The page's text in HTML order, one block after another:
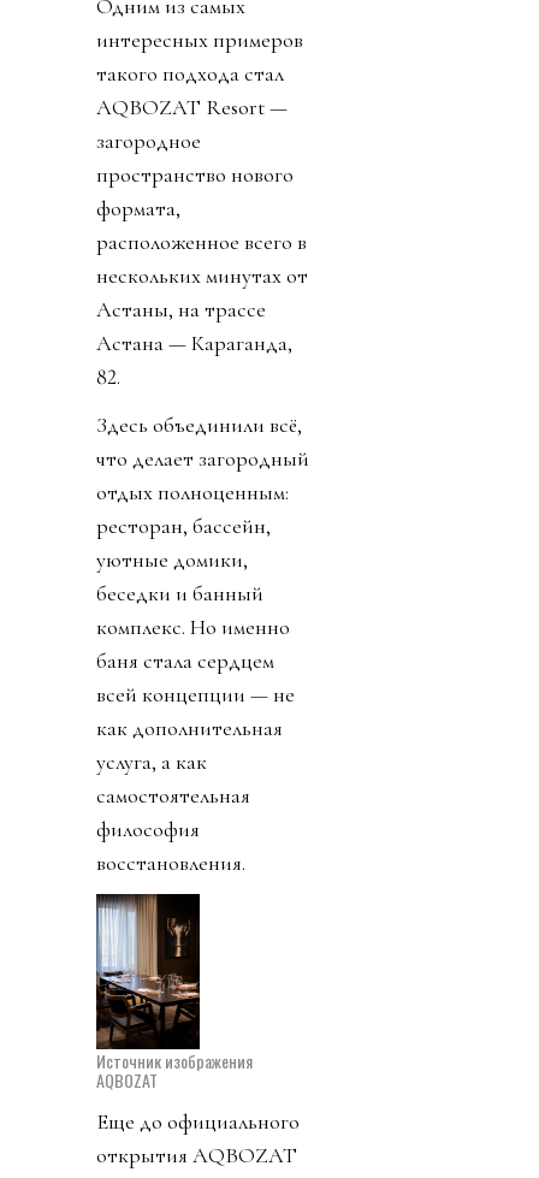
Одним из самых
интересных примеров
такого подхода стал
AQBOZAT Resort —
загородное
пространство нового
формата,
расположенное всего в
нескольких минутах от
Астаны, на трассе
Астана — Караганда,
82.
Здесь объединили всё,
что делает загородный
отдых полноценным:
ресторан, бассейн,
уютные домики,
беседки и банный
комплекс. Но именно
баня стала сердцем
всей концепции — не
как дополнительная
услуга, а как
самостоятельная
философия
восстановления.
Источник изображения
AQBOZAT
Еще до официального
открытия AQBOZAT